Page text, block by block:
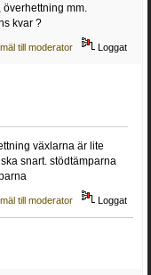
mm.
kvar ?
till moderator Loggat
växlarna är lite
snart. stödtämparna
till moderator Loggat